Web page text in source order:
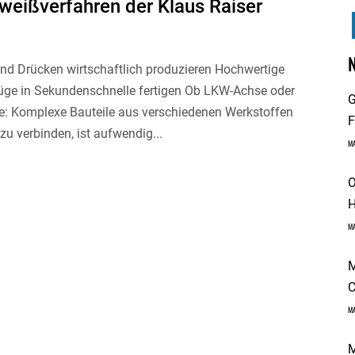
der Klaus Raiser
Drücken wirtschaftlich produzieren Hochwertige
in Sekundenschnelle fertigen Ob LKW-Achse oder
Komplexe Bauteile aus verschiedenen Werkstoffen
verbinden, ist aufwendig...